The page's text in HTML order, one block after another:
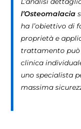
l’Osteomalacia
ha l’obiettivo di
proprietà e
trattamento può
clinica
uno specialista
massima